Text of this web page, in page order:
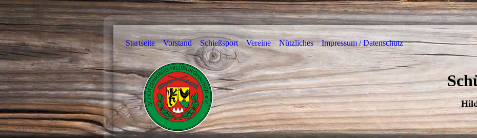
Startseite Vorstand Schießsport Vereine Nützliches Impressum / Datenschutz